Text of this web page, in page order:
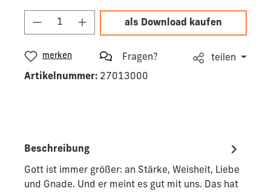
Produkt Anzahl: Gib den gewünschten
als Download kaufen
merken Fragen?
teilen
Artikelnummer: 27013000
Beschreibung
Gott ist immer größer: an Stärke, Weisheit, Liebe
und Gnade. Und er meint es gut mit uns. Das hat